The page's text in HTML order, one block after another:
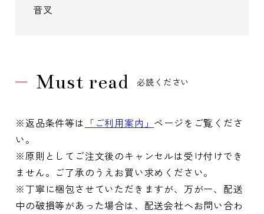
音叉
Must read 必読ください
※返品条件等は 「ご利用案内」 ページをご覧くださ
い。
※原則としてご注文後のキャンセルは受け付けでき
ません。ご了承のうえお買い求めください。
※丁寧に梱包させていただきますが、万が一、配送
中の破損等があった場合は、配送会社へお問い合わ